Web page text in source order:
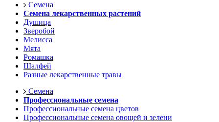
Семена
Семена лекарственных растений
Душица
Зверобой
Мелисса
Мята
Ромашка
Шалфей
Разные лекарственные травы
Семена
Профессиональные семена
Профессиональные семена цветов
Профессиональные семена овощей и зелени